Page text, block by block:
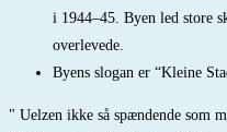
i 1944–45. Byen led store
overlevede.
Byens slogan er “Kleine
" Uelzen ikke så spændende som